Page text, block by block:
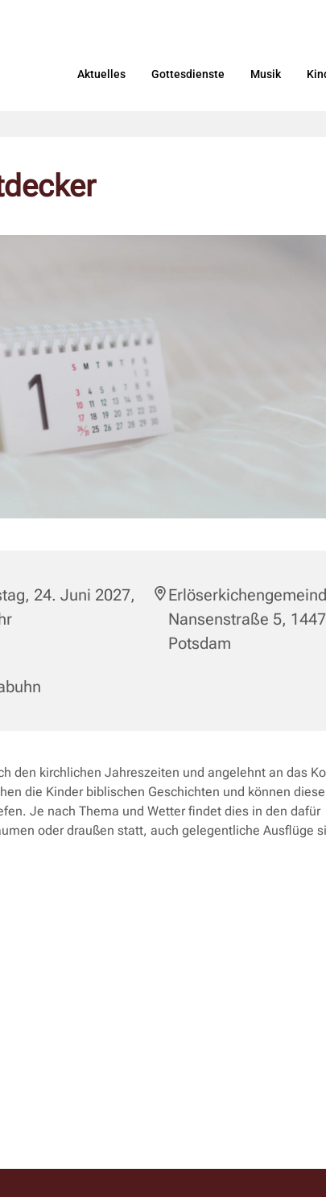
Aktuelles Gottesdienste Musik
24. Juni 2027,
Nansenstraße 5,
Potsdam
den kirchlichen Jahreszeiten und angelehnt an das
die Kinder biblischen Geschichten und können diese
Je nach Thema und Wetter findet dies in den dafür
oder draußen statt, auch gelegentliche Ausflüge